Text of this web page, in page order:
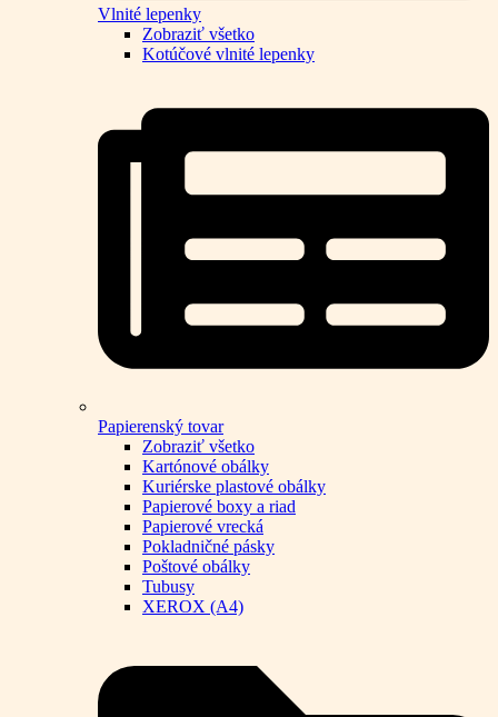
Vlnité lepenky
Zobraziť všetko
Kotúčové vlnité lepenky
Papierenský tovar
Zobraziť všetko
Kartónové obálky
Kuriérske plastové obálky
Papierové boxy a riad
Papierové vrecká
Pokladničné pásky
Poštové obálky
Tubusy
XEROX (A4)